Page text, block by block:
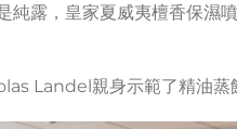
露，皇家夏威夷檀香保濕
Landel親身示範了精油蒸